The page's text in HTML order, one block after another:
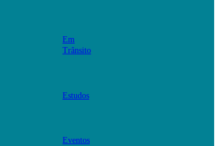
Em
Trânsito
Estudos
Eventos